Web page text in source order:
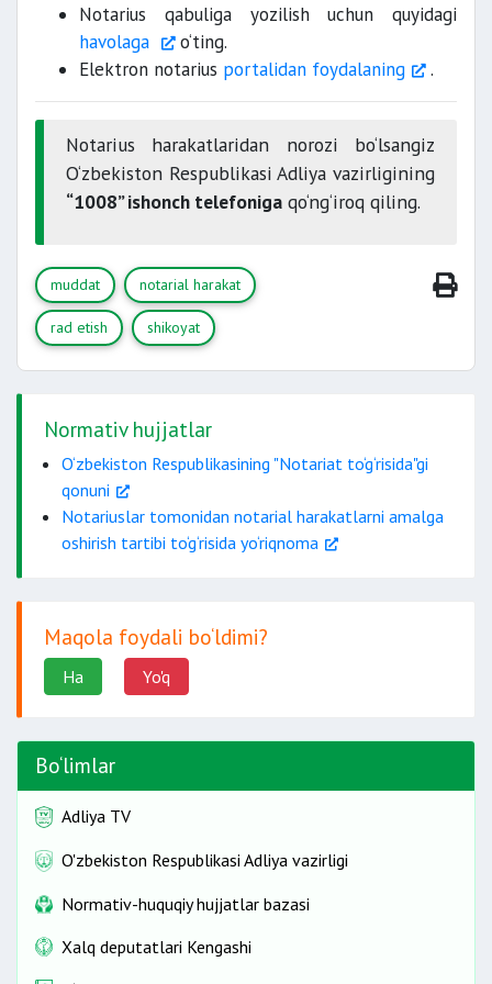
Fuqarolikni olishga shaxsdan boshqa
shaxsga rozilik-arizasi (Hujjatlardagi
imzoning haqiqiyligini shahodatlash)
Sudda er/xotinning ishtiroqi siz
nikoxdan ajralish xaqidagi arizasi
Merosxo‘rning meros ulushidan voz
harbiy xizmatchilarning, harbiy qismlar
joylashgan,
qamoqdagi shaxslarning tegishli muassasalar
boshliqlari
lozim.
bir marotaba ko‘pi
suddan ma’lumot olinmasa, notarial harakat
amalga oshirilishi lozim.
bitim
Notarius
shikoyat qilish tartibini tushuntirib berishi
noto‘g‘ri deb hisoblagan manfaatdor shaxs bu
shikoyat qilishga haqlidir.
yo‘qolgan
hujjatlarning dublikatlari beriladi.
Notarius qabuliga yozilish uchun quyidagi
havolaga
o‘ting.
Elektron notarius portalidan foydalaning .
Notarius harakatlaridan norozi bo‘lsangiz
O‘zbekiston Respublikasi Adliya vazirligining
“1008” ishonch telefoniga qo‘ng‘iroq qiling.
muddat notarial harakat
rad etish shikoyat
Normativ hujjatlar
O‘zbekiston Respublikasining "Notariat to‘g‘risida"gi
qonuni
Notariuslar tomonidan notarial harakatlarni amalga
oshirish tartibi to‘g‘risida yo‘riqnoma
Maqola foydali bo‘ldimi?
Ha Yo'q
Bo‘limlar
Adliya TV
O'zbekiston Respublikasi Adliya vazirligi
Normativ-huquqiy hujjatlar bazasi
Xalq deputatlari Kengashi